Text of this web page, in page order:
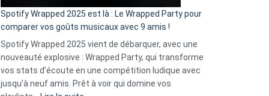
»
Solly
change
la
vie
Spotify Wrapped 2025 est là : Le Wrapped Party pour
comparer vos goûts musicaux avec 9 amis !
Spotify Wrapped 2025 vient de débarquer, avec une
nouveauté explosive : Wrapped Party, qui transforme
vos stats d’écoute en une compétition ludique avec
jusqu’à neuf amis. Prêt à voir qui domine vos